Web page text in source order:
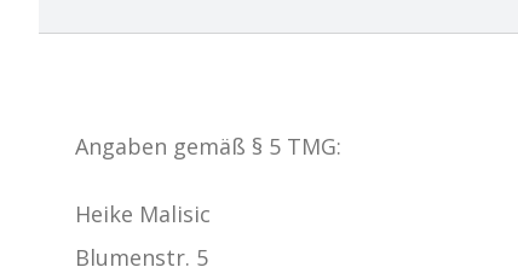
Angaben gemäß § 5 TMG:
Heike Malisic
Blumenstr. 5